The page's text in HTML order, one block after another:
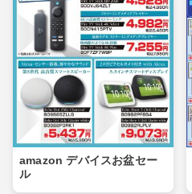
amazon デバイスお盆セー
ル